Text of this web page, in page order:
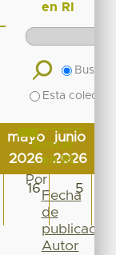
mayo
2026
junio
2026
16 5
en RI
Buscar
Esta
Buscar
en RI
Por
Fecha
de
publicación
Autor